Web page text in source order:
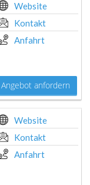
Website
Kontakt
Anfahrt
Angebot anfordern
Website
Kontakt
Anfahrt